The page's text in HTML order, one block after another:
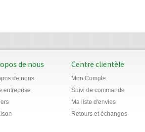
de nous
de nous
entreprise
Centre clientèle
Mon Compte
Suivi de commande
Ma liste d'envies
Retours et échanges